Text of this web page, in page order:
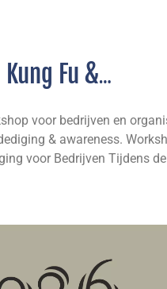
Fu &
voor bedrijven en
& awareness.
voor Bedrijven Tijdens de